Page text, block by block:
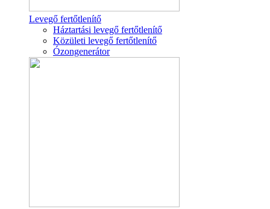
Levegő fertőtlenítő
Háztartási levegő fertőtlenítő
Közületi levegő fertőtlenítő
Ózongenerátor